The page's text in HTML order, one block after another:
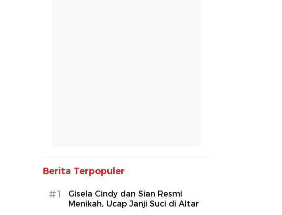
Berita Terpopuler
#1
Gisela Cindy dan Sian Resmi
Menikah, Ucap Janji Suci di Altar